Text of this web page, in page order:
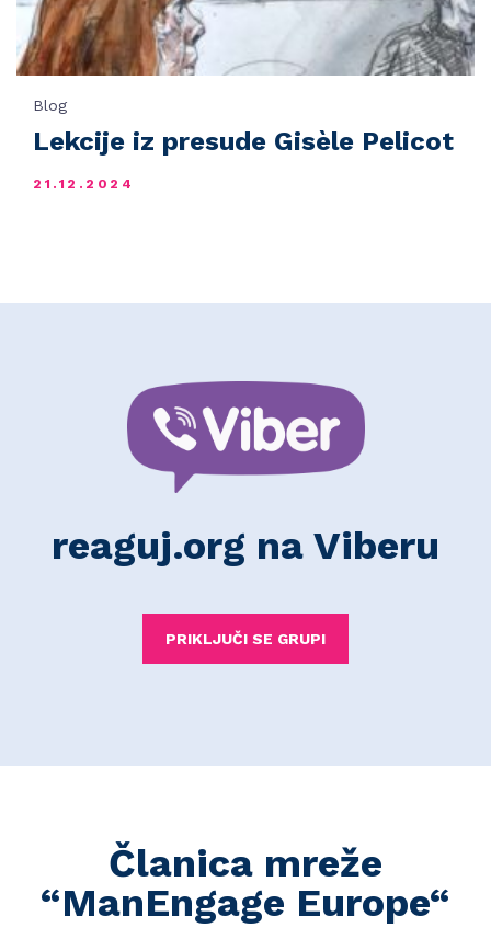
Blog
Lekcije iz presude Gisèle Pelicot
21.12.2024
reaguj.org na Viberu
PRIKLJUČI SE GRUPI
Članica mreže
“ManEngage Europe“